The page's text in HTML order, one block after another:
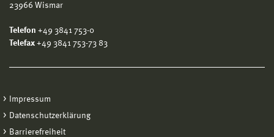
23966 Wismar
Telefon +49 3841 753-0
Telefax +49 3841 753-73 83
Impressum
Datenschutzerklärung
Barrierefreiheit